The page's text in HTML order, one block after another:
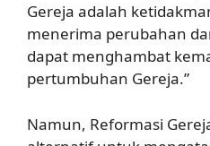
Gereja adalah
menerima perubahan
dapat menghambat
pertumbuhan Gereja.”
Namun, Reformasi